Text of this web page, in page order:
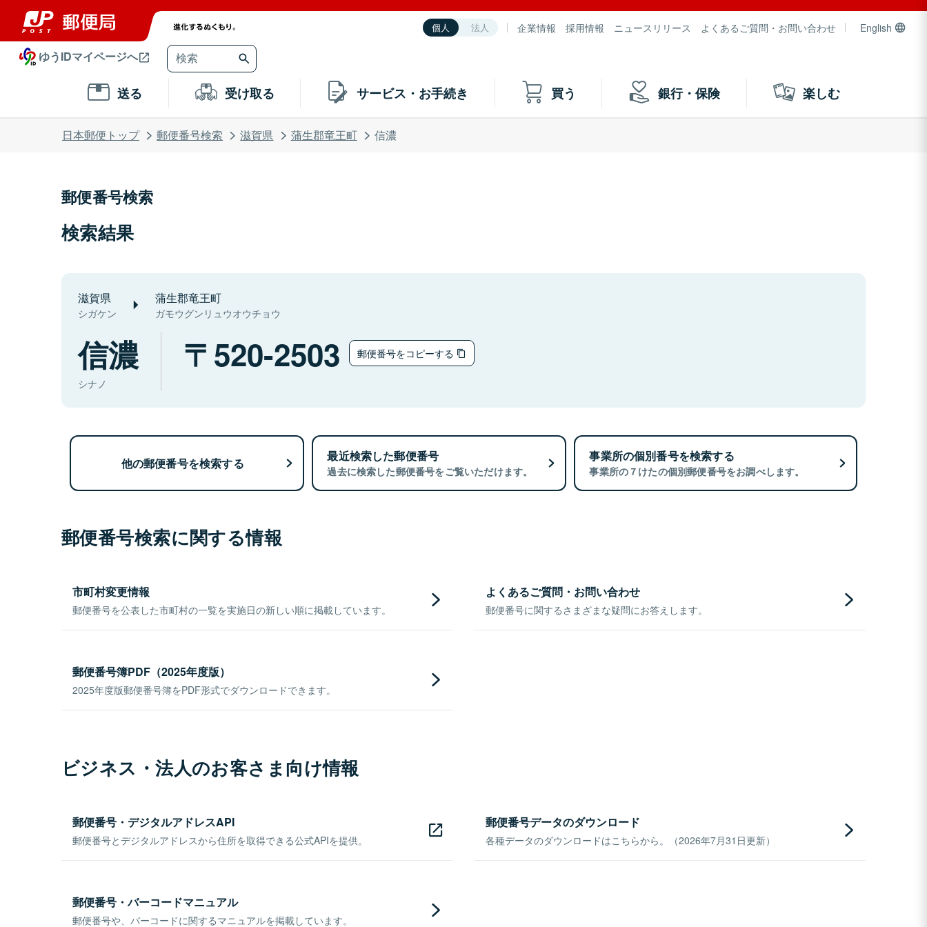
個人 法人 企業情報 採用情報 ニュースリリース よくあるご質問・お問い合わせ English
ゆうIDマイページへ
送る 受け取る サービス・お手続き 買う 銀行・保険 楽しむ
日本郵便トップ 郵便番号検索 滋賀県 蒲生郡竜王町 信濃
郵便番号検索
検索結果
滋賀県
シガケン
蒲生郡竜王町
ガモウグンリュウオウチョウ
信濃
シナノ
520-2503 郵便番号をコピーする
他の郵便番号を検索する 最近検索した郵便番号
過去に検索した郵便番号をご覧いただけます。
事業所の個別番号を検索する
事業所の７けたの個別郵便番号をお調べします。
郵便番号検索に関する情報
市町村変更情報
郵便番号を公表した市町村の一覧を実施日の新しい順に掲載しています。
よくあるご質問・お問い合わせ
郵便番号に関するさまざまな疑問にお答えします。
郵便番号簿PDF（2025年度版）
2025年度版郵便番号簿をPDF形式でダウンロードできます。
ビジネス・法人のお客さま向け情報
郵便番号・デジタルアドレスAPI
郵便番号とデジタルアドレスから住所を取得できる公式APIを提供。
郵便番号データのダウンロード
各種データのダウンロードはこちらから。（2026年7月31日更新）
郵便番号・バーコードマニュアル
郵便番号や、バーコードに関するマニュアルを掲載しています。